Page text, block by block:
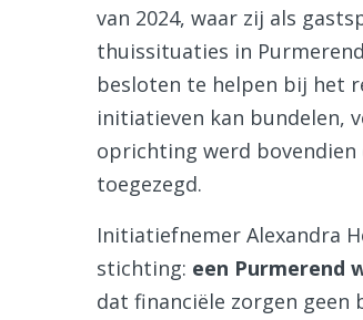
van 2024, waar zij als
thuissituaties in
besloten te helpen bij het
initiatieven kan bundelen,
oprichting werd
toegezegd.
Initiatiefnemer Alexandra
stichting: een Purmerend
dat financiële zorgen